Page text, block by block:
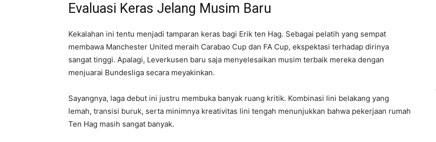
Evaluasi Keras Jelang Musim Baru
Kekalahan ini tentu menjadi tamparan keras bagi Erik ten Hag. Sebagai pelatih yang sempat
membawa Manchester United meraih Carabao Cup dan FA Cup, ekspektasi terhadap dirinya
sangat tinggi. Apalagi, Leverkusen baru saja menyelesaikan musim terbaik mereka dengan
menjuarai Bundesliga secara meyakinkan.
Sayangnya, laga debut ini justru membuka banyak ruang kritik. Kombinasi lini belakang yang
lemah, transisi buruk, serta minimnya kreativitas lini tengah menunjukkan bahwa pekerjaan rumah
Ten Hag masih sangat banyak.